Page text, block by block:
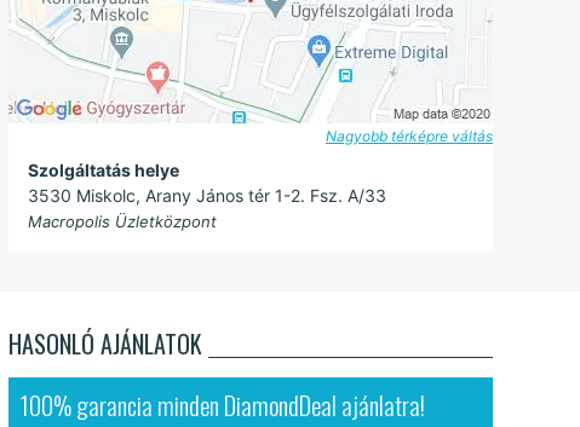
Nagyobb térképre váltás
Szolgáltatás helye
3530 Miskolc, Arany János tér 1-2. Fsz. A/33
Macropolis Üzletközpont
HASONLÓ AJÁNLATOK
100% garancia minden DiamondDeal ajánlatra!